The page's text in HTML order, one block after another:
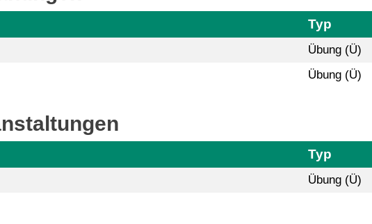
Typ
Übung (Ü)
Übung (Ü)
Typ
Übung (Ü)